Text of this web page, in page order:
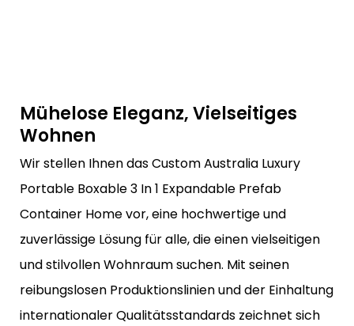
Mühelose Eleganz, Vielseitiges
Wohnen
Wir stellen Ihnen das Custom Australia Luxury
Portable Boxable 3 In 1 Expandable Prefab
Container Home vor, eine hochwertige und
zuverlässige Lösung für alle, die einen vielseitigen
und stilvollen Wohnraum suchen. Mit seinen
reibungslosen Produktionslinien und der Einhaltung
internationaler Qualitätsstandards zeichnet sich